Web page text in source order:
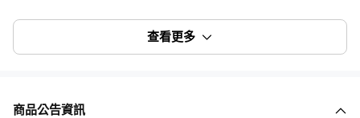
查看更多
商品公告資訊